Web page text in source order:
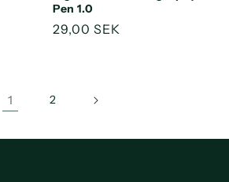
Pen 1.0
Normalpris
29,00 SEK
1 2